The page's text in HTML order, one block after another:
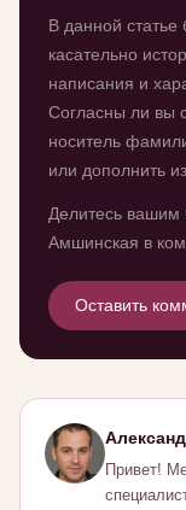
В данной
касательно
написания и
Согласны ли вы
носитель
или дополнить
Делитесь
Амшинская в
Оставить
Привет!